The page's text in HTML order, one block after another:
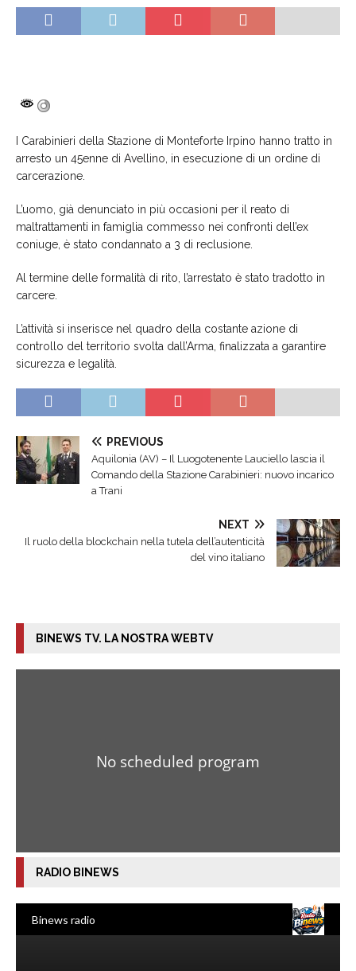
I Carabinieri della Stazione di Monteforte Irpino hanno tratto in
arresto un 45enne di Avellino, in esecuzione di un ordine di
carcerazione.
L’uomo, già denunciato in più occasioni per il reato di
maltrattamenti in famiglia commesso nei confronti dell’ex
coniuge, è stato condannato a 3 di reclusione.
Al termine delle formalità di rito, l’arrestato è stato tradotto in
carcere.
L’attività si inserisce nel quadro della costante azione di
controllo del territorio svolta dall’Arma, finalizzata a garantire
sicurezza e legalità.
PREVIOUS
Aquilonia (AV) – Il Luogotenente Lauciello lascia il
Comando della Stazione Carabinieri: nuovo incarico
a Trani
NEXT
Il ruolo della blockchain nella tutela dell’autenticità
del vino italiano
BINEWS TV. LA NOSTRA WEBTV
RADIO BINEWS